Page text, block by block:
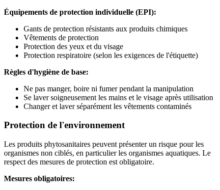
Équipements de protection individuelle (EPI):
Gants de protection résistants aux produits chimiques
Vêtements de protection
Protection des yeux et du visage
Protection respiratoire (selon les exigences de l'étiquette)
Règles d'hygiène de base:
Ne pas manger, boire ni fumer pendant la manipulation
Se laver soigneusement les mains et le visage après utilisation
Changer et laver séparément les vêtements contaminés
Protection de l'environnement
Les produits phytosanitaires peuvent présenter un risque pour les
organismes non ciblés, en particulier les organismes aquatiques. Le
respect des mesures de protection est obligatoire.
Mesures obligatoires: